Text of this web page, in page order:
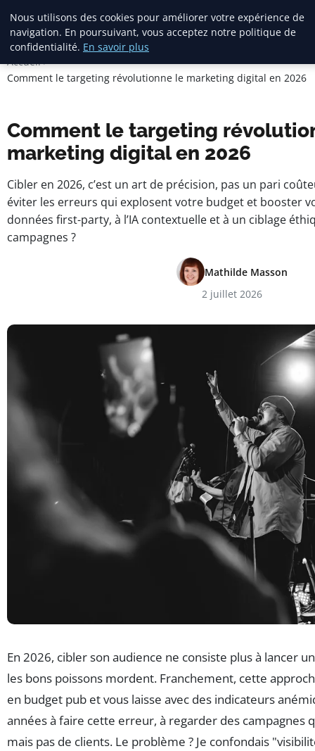
Square Annuaire
Accueil
Comment le targeting révolutionne le marketing digital en 2026
Comment le targeting
marketing digital en 2026
Cibler en 2026, c’est un art de précision, pas un pari
éviter les erreurs qui explosent votre budget et booster
données first-party, à l’IA contextuelle et à un ciblage
campagnes ?
Mathilde Masson
2 juillet 2026
En 2026, cibler son audience ne consiste plus à lancer
les bons poissons mordent. Franchement, cette
en budget pub et vous laisse avec des indicateurs
années à faire cette erreur, à regarder des campagnes
mais pas de clients. Le problème ? Je confondais
Nous utilisons des cookies pour améliorer votre expérience de
navigation. En poursuivant, vous acceptez notre politique de
confidentialité. En savoir plus